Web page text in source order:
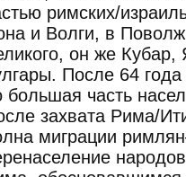
римских/
и Волги, в
он же
После 64
большая часть
захвата Рима/
миграции